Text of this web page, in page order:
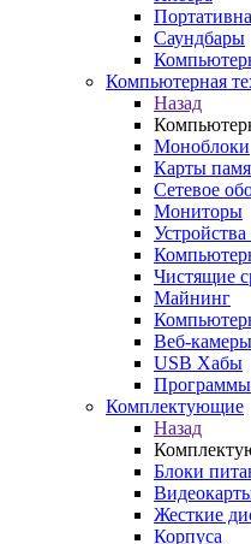
Саундбары
Компьютерная
Назад
Моноблоки
Карты
Сетевое
Мониторы
Устройства
Чистящие
Майнинг
Веб-камеры
USB Хабы
Программы
Комплектующие
Назад
Блоки
Жесткие
Корпуса